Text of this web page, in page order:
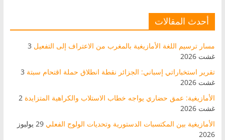
أحدث المقالات
مسار ترسيم اللغة الأمازيغية بالمغرب من الاعتراف إلى التفعيل 3
غشت 2026
تقرير استخباراتي إسباني: الجزائر نقطة انطلاق حملة اقتحام سبتة 3
غشت 2026
الأمازيغية: عمق حضاري يواجه خطاب الاستلاب والكراهية المتزايدة 2
غشت 2026
الأمازيغية بين المكتسبات الدستورية وتحديات الولوج الفعلي
29 يوليوز
2026